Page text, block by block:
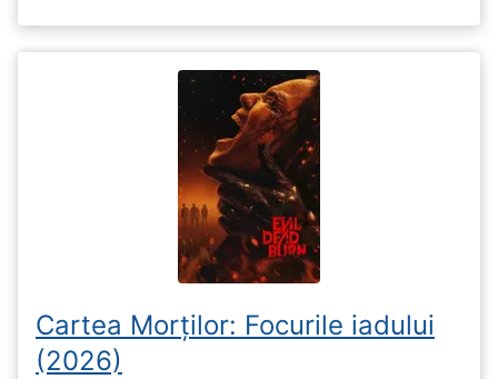
Cartea Morților: Focurile iadului
(2026)